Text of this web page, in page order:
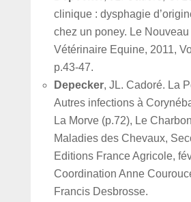
clinique : dysphagie
chez un poney. Le
Vétérinaire Equine, 2011,
p.43-47.
Depecker, JL. Cadoré. La
Autres infections à
La Morve (p.72), Le
Maladies des Chevaux,
Editions France Agricole,
Coordination Anne
Francis Desbrosse.